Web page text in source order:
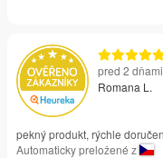
pred 2
Romana L.
pekný produkt, rýchle
Automaticky preložené z